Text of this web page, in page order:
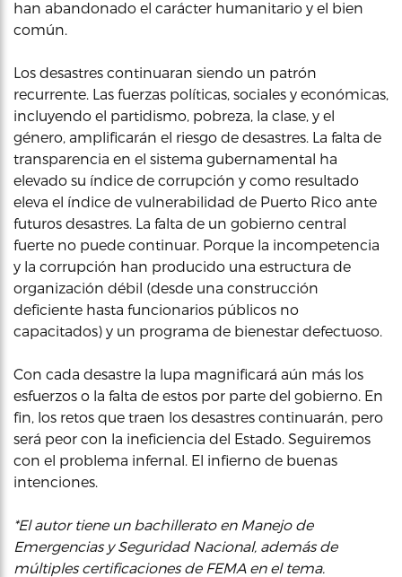
han abandonado el carácter humanitario y el bien
común.
Los desastres continuaran siendo un patrón
recurrente. Las fuerzas políticas, sociales y económicas,
incluyendo el partidismo, pobreza, la clase, y el
género, amplificarán el riesgo de desastres. La falta de
transparencia en el sistema gubernamental ha
elevado su índice de corrupción y como resultado
eleva el índice de vulnerabilidad de Puerto Rico ante
futuros desastres. La falta de un gobierno central
fuerte no puede continuar. Porque la incompetencia
y la corrupción han producido una estructura de
organización débil (desde una construcción
deficiente hasta funcionarios públicos no
capacitados) y un programa de bienestar defectuoso.
Con cada desastre la lupa magnificará aún más los
esfuerzos o la falta de estos por parte del gobierno. En
fin, los retos que traen los desastres continuarán, pero
será peor con la ineficiencia del Estado. Seguiremos
con el problema infernal. El infierno de buenas
intenciones.
*El autor tiene un bachillerato en Manejo de
Emergencias y Seguridad Nacional, además de
múltiples certificaciones de FEMA en el tema.